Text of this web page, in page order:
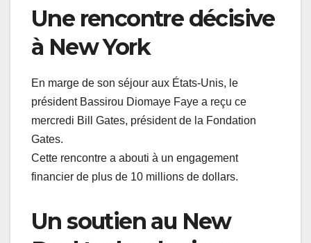
Une rencontre décisive
à New York
En marge de son séjour aux États-Unis, le
président Bassirou Diomaye Faye a reçu ce
mercredi Bill Gates, président de la Fondation
Gates.
Cette rencontre a abouti à un engagement
financier de plus de 10 millions de dollars.
Un soutien au New